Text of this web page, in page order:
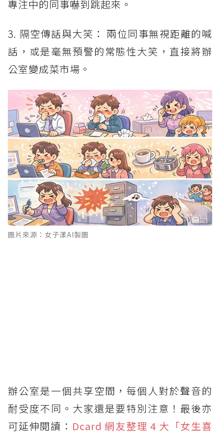
專注中的同事嚇到跳起來。
3. 隔空傳話與大笑： 兩位同事無視距離的喊
話，或是毫無預警的常態性大笑，直接將辦
公室變成菜市場。
圖片來源：女子漾AI製圖
辦公室是一個共享空間，每個人對於聲音的
耐受度不同。大家還是要特別注意！最後亦
可延伸閱讀： Dcard 網友整理 4 大「女生喜